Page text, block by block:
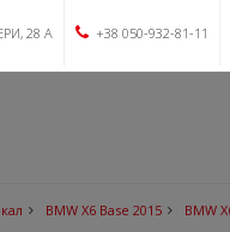
28 А +38 050-932-81-11
BMW X6 Base 2015 BMW